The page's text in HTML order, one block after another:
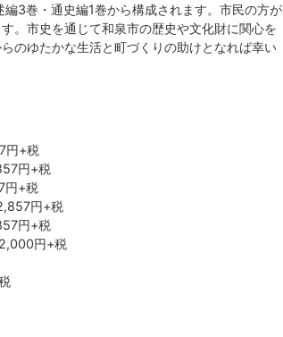
3巻・通史編1巻から構成されます。市民の方が
。市史を通じて和泉市の歴史や文化財に関心を
のゆたかな生活と町づくりの助けとなれば幸い
円+税
円+税
円+税
円+税
円+税
2,000円+税